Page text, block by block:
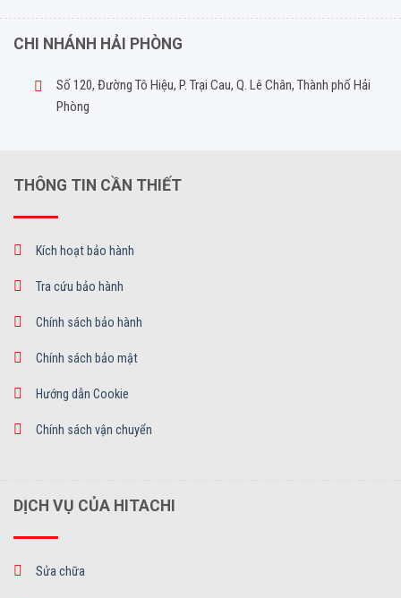
CHI NHÁNH HẢI PHÒNG
Số 120, Đường Tô Hiệu, P. Trại Cau, Q. Lê Chân, Thành phố Hải
Phòng
THÔNG TIN CẦN THIẾT
Kích hoạt bảo hành
Tra cứu bảo hành
Chính sách bảo hành
Chính sách bảo mật
Hướng dẫn Cookie
Chính sách vận chuyển
DỊCH VỤ CỦA HITACHI
Sửa chữa